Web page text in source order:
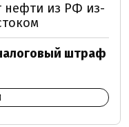
нефти из РФ из-
штраф